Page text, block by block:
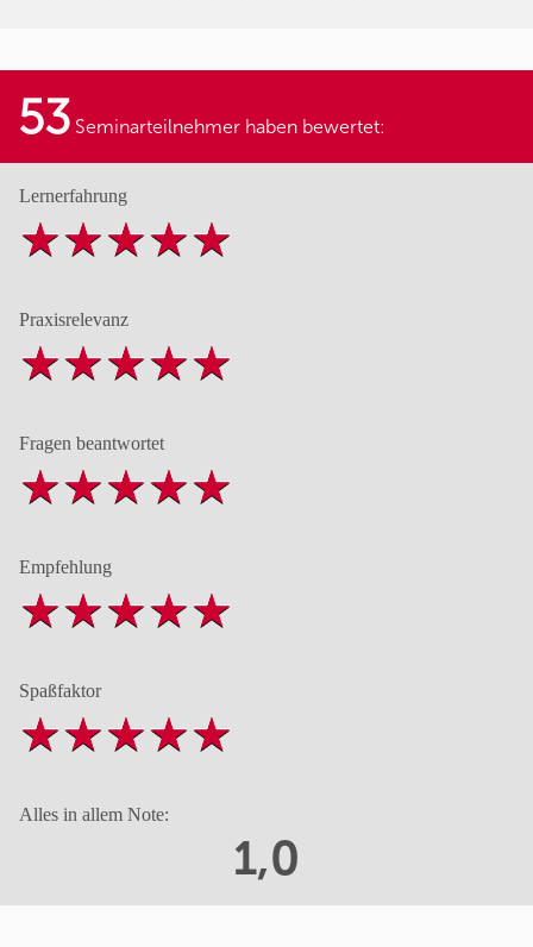
53 Seminarteilnehmer haben bewertet:
Lernerfahrung
Praxisrelevanz
Fragen beantwortet
Empfehlung
Spaßfaktor
Alles in allem Note:
1,0